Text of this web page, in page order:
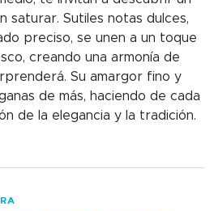
saturar. Sutiles notas dulces,
preciso, se unen a un toque
creando una armonía de
Su amargor fino y
de más, haciendo de cada
de la elegancia y la tradición.